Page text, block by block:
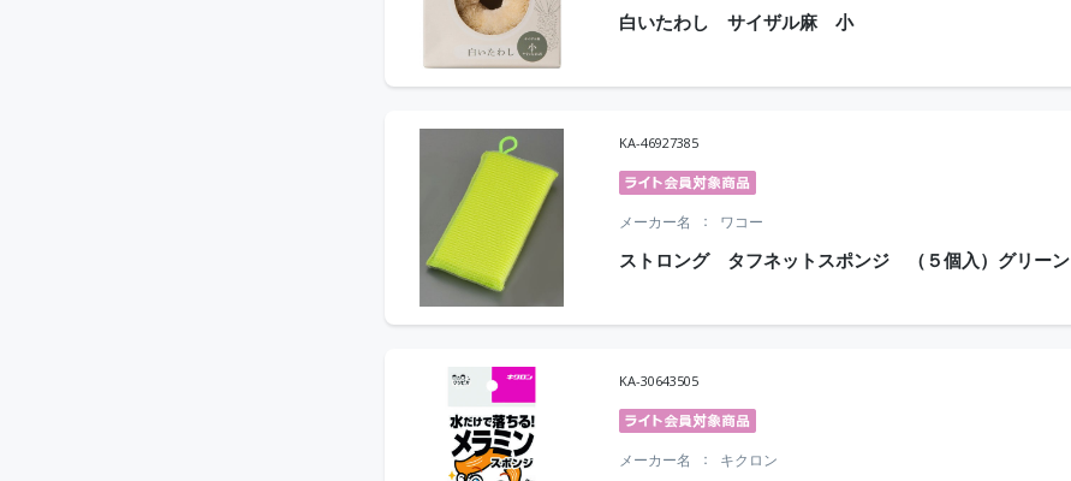
白いたわし サイザル麻 小
KA-46927385
ストロング タフネットスポンジ （５個入）グリーン
メーカー名 ワコー
KA-30643505
メーカー名 キクロン